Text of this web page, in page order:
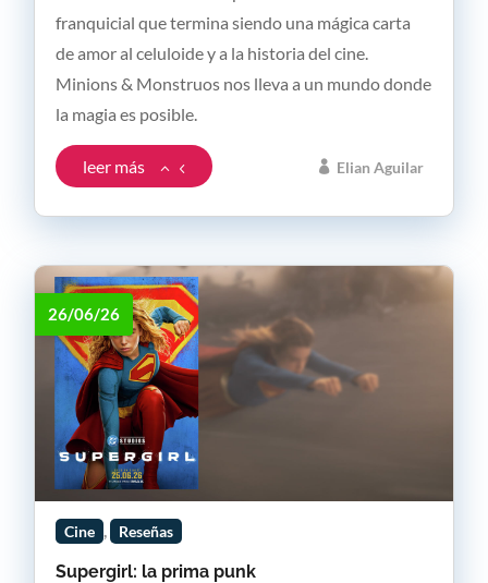
Elian Aguilar
franquicial que termina siendo una mágica carta
de amor al celuloide y a la historia del cine.
Minions & Monstruos nos lleva a un mundo donde
la magia es posible.
leer más
Supergirl: la prima punk
26/06/26
Cine Reseñas